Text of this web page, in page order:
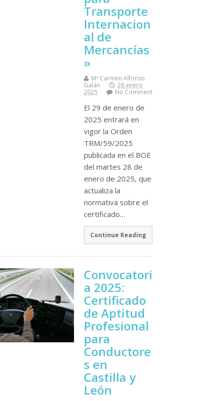
Transporte
Internacion
al de
Mercancías
»
Mª Carmen Alfonso
Galán
28 enero
2025
No Comment
El 29 de enero de
2025 entrará en
vigor la Orden
TRM/59/2025
publicada en el BOE
del martes 28 de
enero de 2025, que
actualiza la
normativa sobre el
certificado…
Continue Reading
Convocatori
a 2025:
Certificado
de Aptitud
Profesional
para
Conductore
s en
Castilla y
León